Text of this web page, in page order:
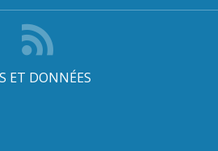
ET DONNÉES